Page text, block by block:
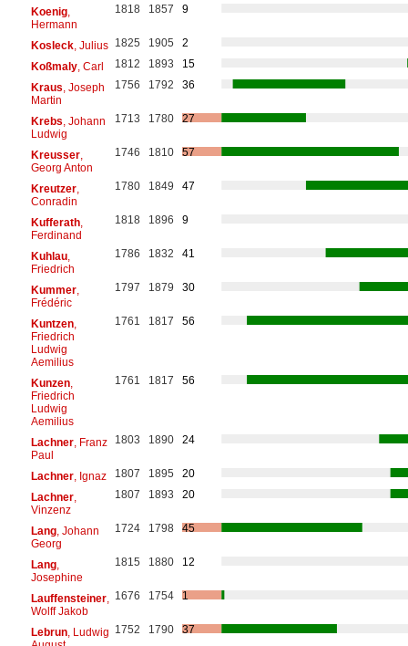
Koenig,
Hermann
1818 1857 9
Kosleck, Julius 1825 1905
2
Koßmaly, Carl 1812 1893
15
Kraus , Joseph
Martin
1756 1792 36
Krebs , Johann
Ludwig
1713 1780 27
Kreusser,
Georg Anton
1746 1810 57
Kreutzer,
Conradin
1780 1849 47
Kufferath,
Ferdinand
1818 1896 9
Kuhlau,
Friedrich
1786 1832 41
Kummer,
Frédéric
1797 1879 30
Kuntzen,
Friedrich
Ludwig
Aemilius
1761 1817 56
Kunzen,
Friedrich
Ludwig
Aemilius
1761 1817 56
Lachner, Franz
Paul
1803 1890 24
Lachner, Ignaz 1807 1895
20
Lachner,
Vinzenz
1807 1893 20
Lang, Johann
Georg
1724 1798 45
Lang,
Josephine
1815 1880 12
Lauffensteiner,
Wolff Jakob
1676 1754 1
Lebrun, Ludwig 1752 1790 37